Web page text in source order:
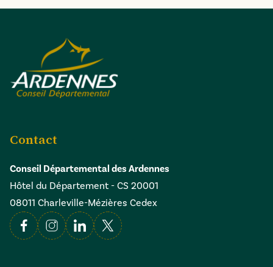
Contact
Conseil Départemental des Ardennes
Hôtel du Département - CS 20001
08011 Charleville-Mézières Cedex
FacebookInstagramLinkedin
X